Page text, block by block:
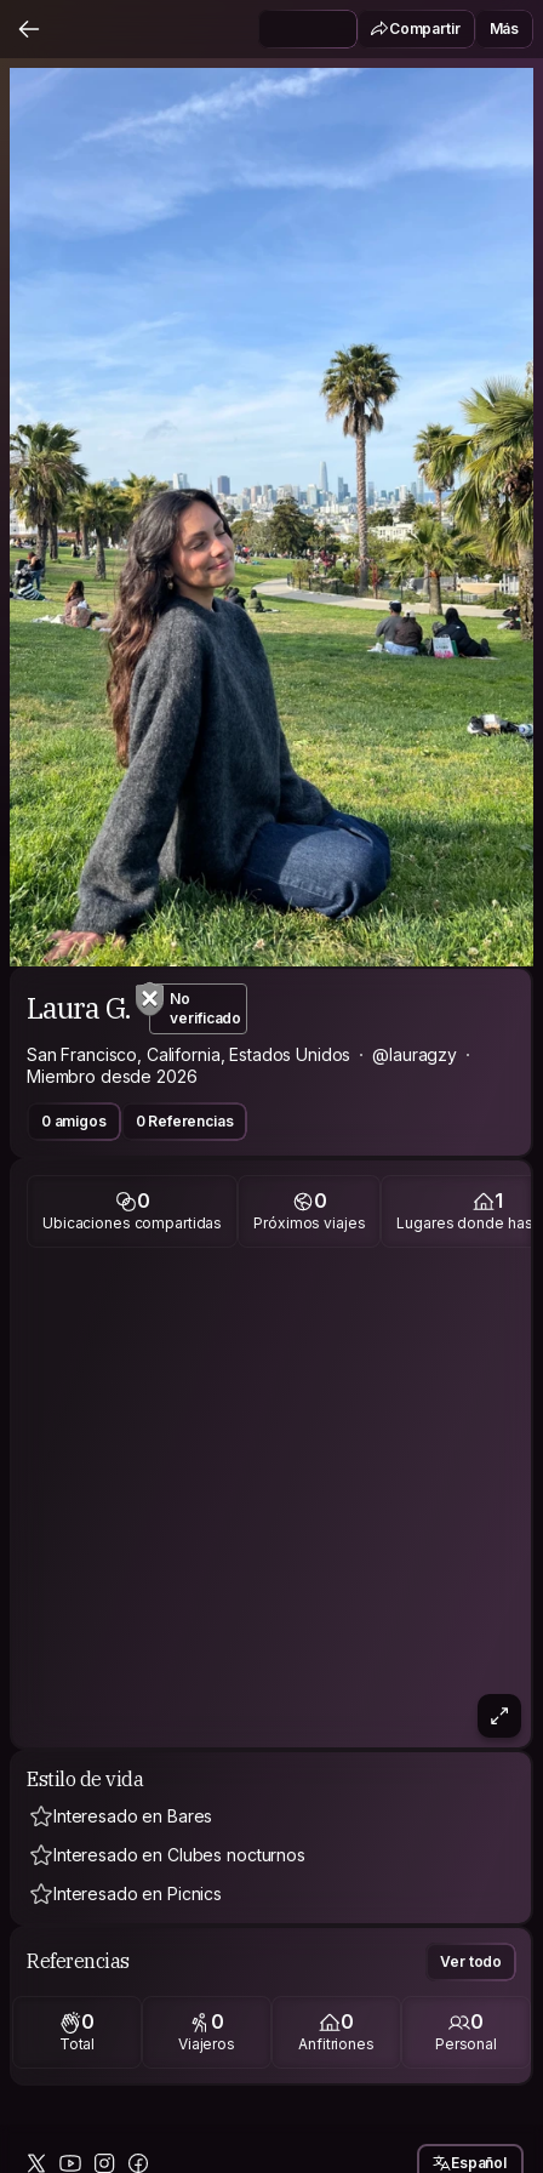
Compartir Más
Laura G.
No
verificado
San Francisco, California, Estados Unidos
@lauragzy
Miembro desde 2026
0 amigos 0 Referencias
0
Ubicaciones compartidas
0
Próximos viajes
1
Lugares donde has
Estilo de vida
Interesado en Bares
Interesado en Clubes nocturnos
Interesado en Picnics
Referencias Ver todo
0
Total
0
Viajeros
0
Anfitriones
0
Personal
Español